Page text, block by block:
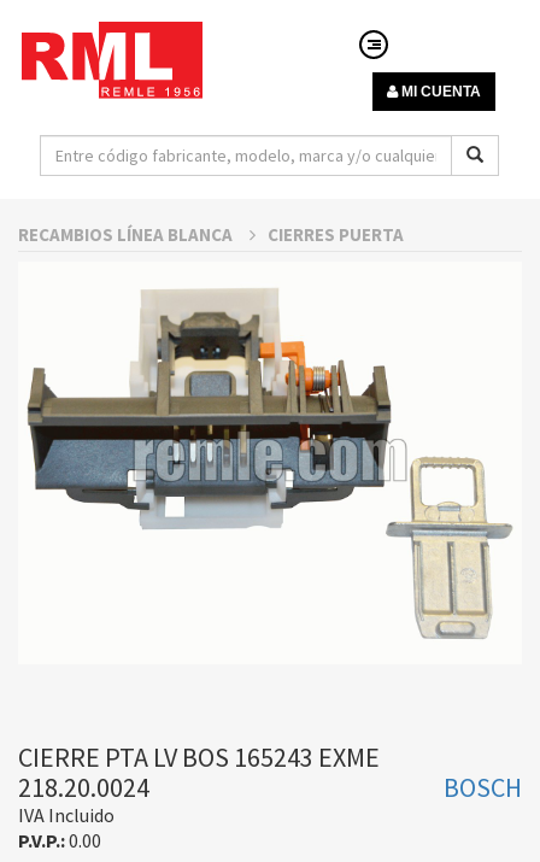
MI CUENTA
RECAMBIOS LÍNEA BLANCA CIERRES PUERTA
CIERRE PTA LV BOS 165243 EXME
218.20.0024
BOSCH
IVA Incluido
P.V.P.:0.00